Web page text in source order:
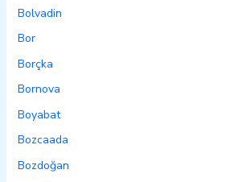
Bolvadin
Bor
Borçka
Bornova
Boyabat
Bozcaada
Bozdoğan